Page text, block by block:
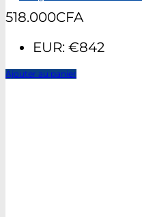
518.000CFA
EUR: €842
Ajouter au panier